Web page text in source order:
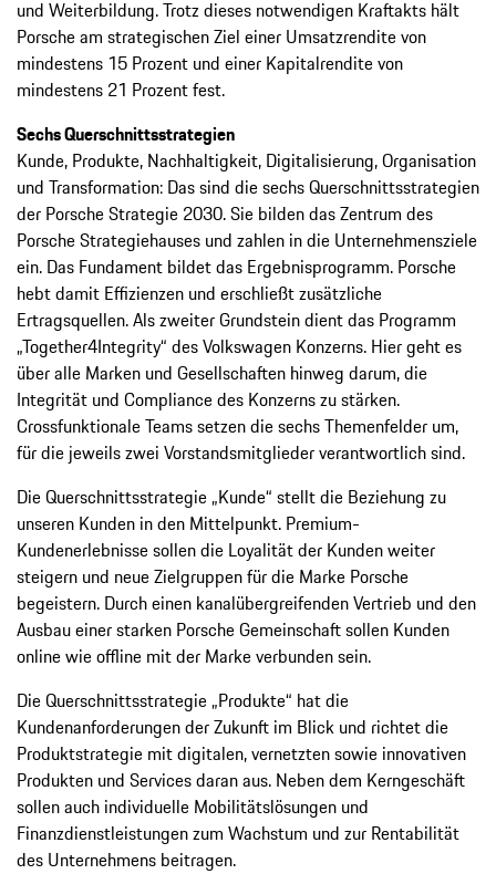
und Weiterbildung. Trotz ­dieses notwendigen Kraftakts hält
Porsche am strategischen Ziel einer Umsatzrendite von
mindestens 15 Prozent und einer Kapital­rendite von
mindestens 21 Prozent fest.
Sechs Querschnittsstrategien
Kunde, Produkte, Nachhaltigkeit, Digitalisierung, Organisation
und Transformation: Das sind die sechs Querschnittsstrategien
der Porsche Strategie 2030. Sie bilden das Zentrum des
Porsche Strategiehauses und zahlen in die Unternehmensziele
ein. Das Fundament bildet das Ergebnisprogramm. Porsche
hebt damit Effizienzen und erschließt zusätzliche
Ertragsquellen. Als zweiter Grundstein dient das Programm
„Together4Integrity“ des Volkswagen Konzerns. Hier geht es
über alle Marken und Gesellschaften hinweg darum, die
Integrität und Compliance des Konzerns zu stärken.
Crossfunktionale Teams setzen die sechs Themenfelder um,
für die jeweils zwei Vorstandsmitglieder verantwortlich sind.
Die Querschnittsstrategie „Kunde“ stellt die Beziehung zu
unseren Kunden in den Mittelpunkt. Premium-
Kundenerlebnisse sollen die Loyalität der Kunden weiter
steigern und neue Zielgruppen für die Marke Porsche
begeistern. Durch einen kanalübergreifenden Vertrieb und den
Ausbau einer starken Porsche Gemeinschaft sollen Kunden
online wie offline mit der Marke verbunden sein.
Die Querschnittsstrategie „Produkte“ hat die
Kundenanforderungen der Zukunft im Blick und richtet die
Produktstrategie mit digitalen, vernetzten sowie innovativen
Produkten und Services daran aus. Neben dem Kerngeschäft
sollen auch individuelle Mobilitätslösungen und
Finanzdienstleistungen zum Wachstum und zur Rentabilität
des Unternehmens beitragen.